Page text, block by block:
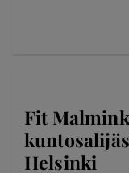
Fit
Helsinki